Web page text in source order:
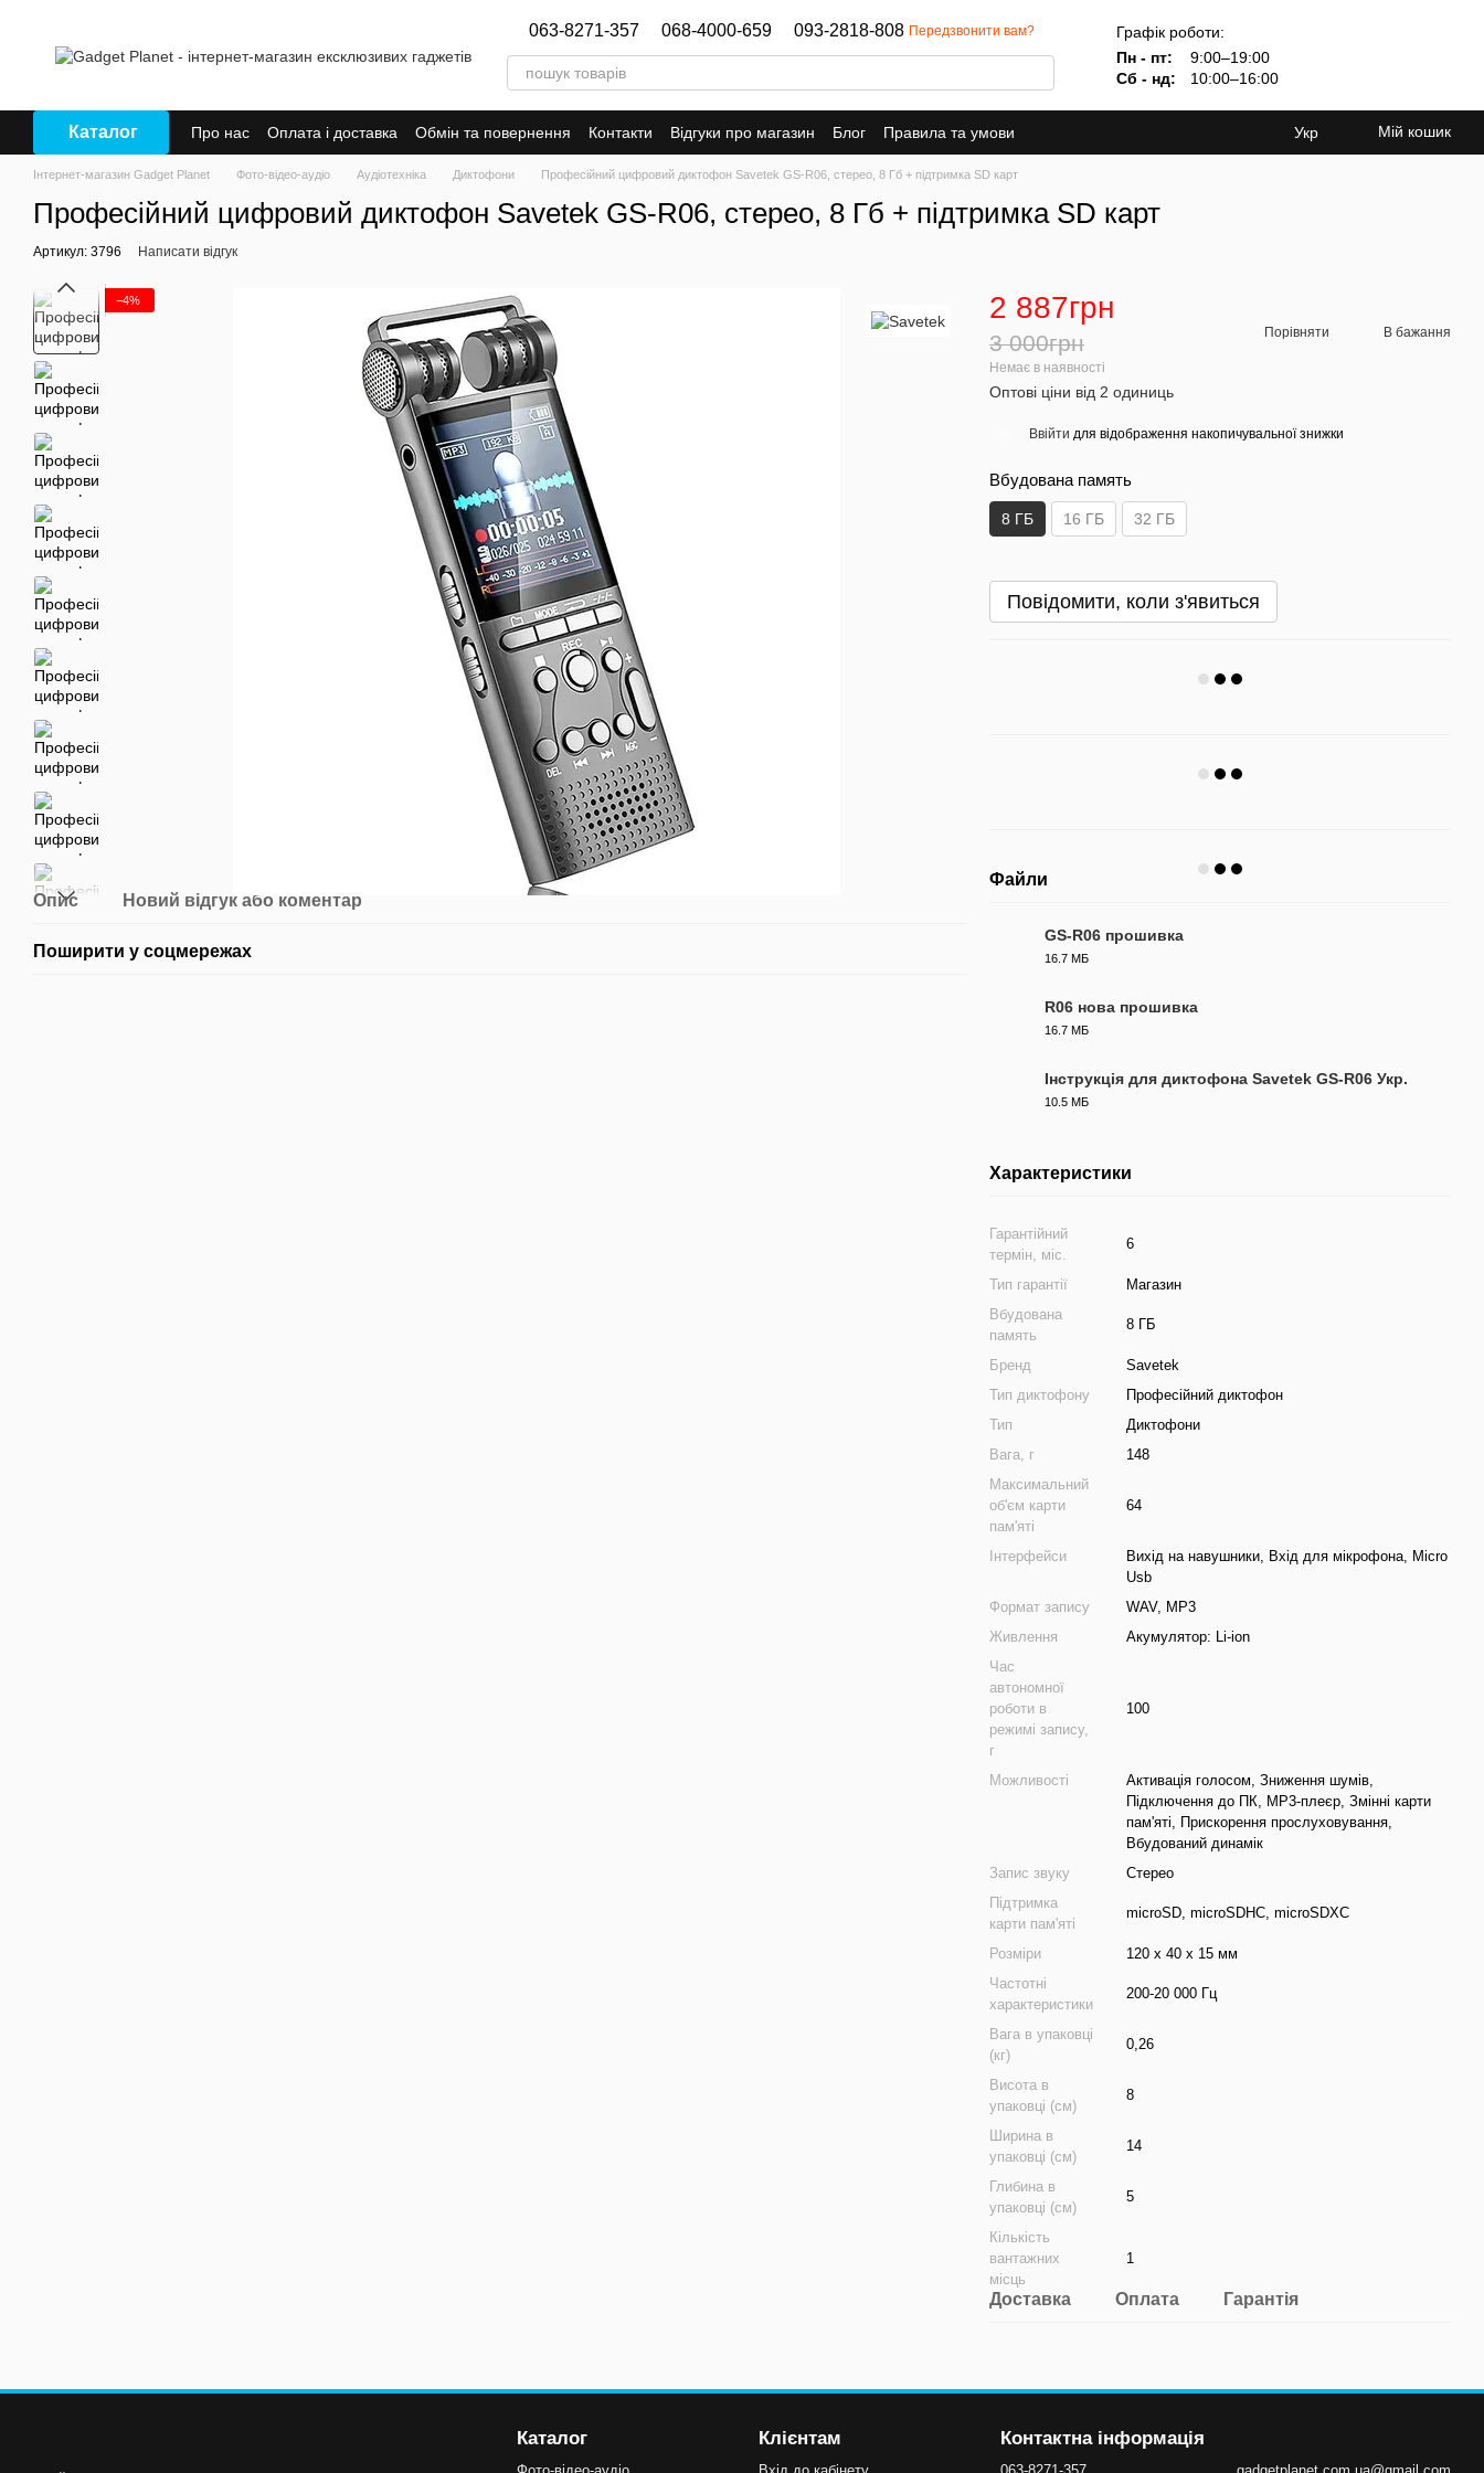
063-8271-357 068-4000-659 093-2818-808 Передзвонити вам?
Графік роботи:
Пн - пт:
9:00–19:00
Сб - нд:
10:00–16:00
Каталог Про нас Оплата і доставка Обмін та повернення Контакти Відгуки про магазин Блог Правила та умови Укр Мій кошик
Інтернет-магазин Gadget Planet Фото-відео-аудіо Аудіотехніка Диктофони Професійний цифровий диктофон Savetek GS-R06, стерео, 8 Гб + підтримка SD карт
Професійний цифровий диктофон Savetek GS-R06, стерео, 8 Гб + підтримка SD карт
Артикул: 3796 Написати відгук
−4%
Опис Новий відгук або коментар
Поширити у соцмережах
2 887грн
3 000грн
Немає в наявності
Порівняти В бажання
Оптові ціни від 2 одиниць
Ввійти для відображення накопичувальної знижки
Вбудована память
8 ГБ 16 ГБ 32 ГБ
Повідомити, коли з'явиться
Файли
GS-R06 прошивка
16.7 МБ
R06 нова прошивка
16.7 МБ
Інструкція для диктофона Savetek GS-R06 Укр.
10.5 МБ
Характеристики
Гарантійний
термін, міс.
6
Тип гарантії
Магазин
Вбудована
память
8 ГБ
Бренд
Savetek
Тип диктофону
Професійний диктофон
Тип
Диктофони
Вага, г
148
Максимальний
об'єм карти
пам'яті
64
Інтерфейси
Вихід на навушники, Вхід для мікрофона, Micro
Usb
Формат запису
WAV, MP3
Живлення
Акумулятор: Li-ion
Час
автономної
роботи в
режимі запису,
г
100
Можливості
Активація голосом, Зниження шумів,
Підключення до ПК, MP3-плеєр, Змінні карти
пам'яті, Прискорення прослуховування,
Вбудований динамік
Запис звуку
Стерео
Підтримка
карти пам'яті
microSD, microSDHC, microSDXC
Розміри
120 х 40 х 15 мм
Частотні
характеристики
200-20 000 Гц
Вага в упаковці
(кг)
0,26
Висота в
упаковці (см)
8
Ширина в
упаковці (см)
14
Глибина в
упаковці (см)
5
Кількість
вантажних
місць
1
Доставка Оплата Гарантія
Каталог Клієнтам Контактна інформація